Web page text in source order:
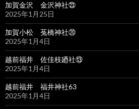
加賀金沢 金沢神社㉓
2025年1月25日
加賀小松 菟橋神社⑳
2025年1月4日
越前福井 佐佳枝廼社⑬
2025年1月4日
越前福井 福井神社63
2025年1月4日